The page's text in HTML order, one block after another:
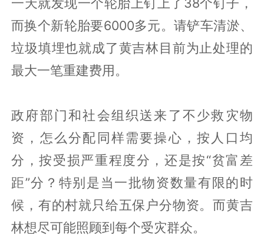
一天就发现一个轮胎上钉上了38个钉子，
而换个新轮胎要6000多元。请铲车清淤、
垃圾填埋也就成了黄吉林目前为止处理的
最大一笔重建费用。
政府部门和社会组织送来了不少救灾物
资，怎么分配同样需要操心，按人口均
分，按受损严重程度分，还是按“贫富差
距”分？特别是当一批物资数量有限的时
候，有的村就只给五保户分物资。而黄吉
林想尽可能照顾到每个受灾群众。